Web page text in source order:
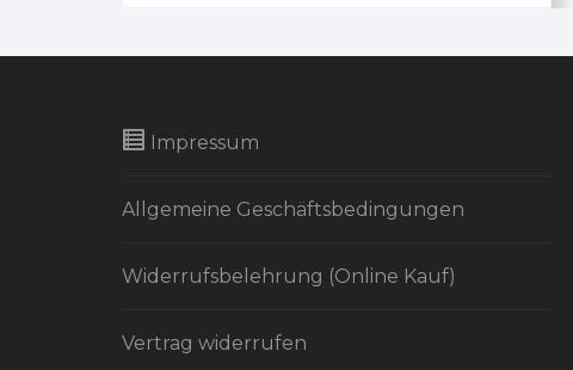
Impressum
Allgemeine Geschäftsbedingungen
Widerrufsbelehrung (Online Kauf)
Vertrag widerrufen